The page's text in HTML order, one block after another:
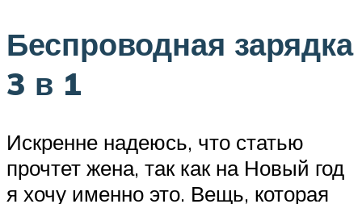
Беспроводная зарядка
3 в 1
Искренне надеюсь, что статью
прочтет жена, так как на Новый год
я хочу именно это. Вещь, которая